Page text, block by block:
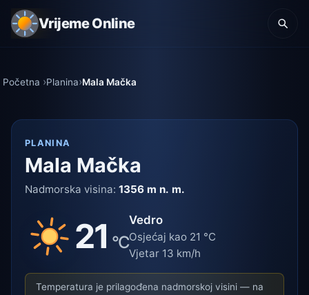
Vrijeme Online
Početna Planina Mala Mačka
PLANINA
Mala Mačka
Nadmorska visina:1356 m n. m.
21 °C
Vedro
Osjećaj kao 21 °C
Vjetar 13 km/h
Temperatura je prilagođena nadmorskoj visini — na